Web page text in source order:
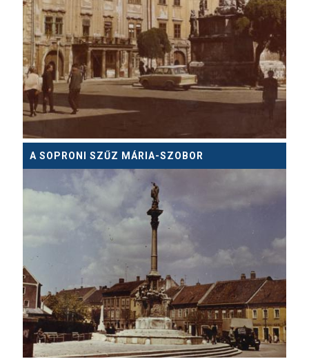
A SOPRONI SZŰZ MÁRIA-SZOBOR